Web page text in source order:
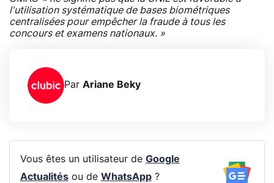
l'utilisation systématique de bases biométriques
centralisées pour empêcher la fraude à tous les
concours et examens nationaux. »
Par Ariane Beky
Vous êtes un utilisateur de Google
Actualitésou de WhatsApp?